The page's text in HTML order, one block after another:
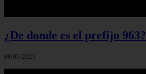
¿De donde es el prefijo 963?
08/09/2025